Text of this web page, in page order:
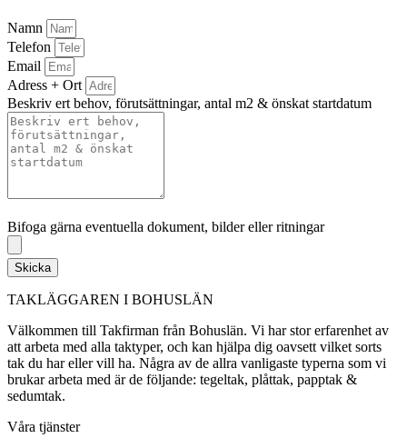
Namn
Telefon
Email
Adress + Ort
Beskriv ert behov, förutsättningar, antal m2 & önskat startdatum
Bifoga gärna eventuella dokument, bilder eller ritningar
Skicka
TAKLÄGGAREN I BOHUSLÄN
Välkommen till Takfirman från Bohuslän. Vi har stor erfarenhet av
att arbeta med alla taktyper, och kan hjälpa dig oavsett vilket sorts
tak du har eller vill ha. Några av de allra vanligaste typerna som vi
brukar arbeta med är de följande: tegeltak, plåttak, papptak &
sedumtak.
Våra tjänster